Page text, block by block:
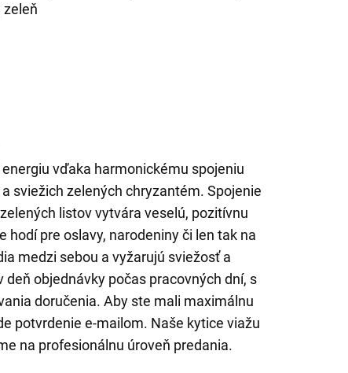
zeleň
vďaka harmonickému spojeniu
sviežich zelených chryzantém. Spojenie
listov vytvára veselú, pozitívnu
hodí pre oslavy, narodeniny či len tak na
medzi sebou a vyžarujú sviežosť a
deň objednávky počas pracovných dní, s
doručenia. Aby ste mali maximálnu
potvrdenie e-mailom. Naše kytice viažu
na profesionálnu úroveň predania.